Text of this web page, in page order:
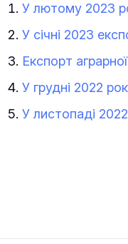
У лютому 2023
У січні 2023
Експорт
У грудні 2022
У листопаді